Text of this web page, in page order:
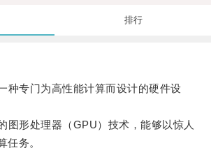
排行
专门为高性能计算而设计的硬件设
形处理器（GPU）技术，能够以惊人
任务。